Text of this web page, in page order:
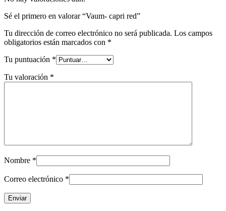
Sé el primero en valorar “Vaum- capri red”
Tu dirección de correo electrónico no será publicada. Los campos
obligatorios están marcados con *
Tu puntuación *
Tu valoración *
Nombre *
Correo electrónico *